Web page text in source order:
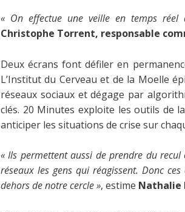
« On effectue une veille en temps réel
Christophe Torrent, responsable
Deux écrans font défiler en
L’Institut du Cerveau et de la Moelle
réseaux sociaux et dégage par
clés. 20 Minutes exploite les outils de
anticiper les situations de crise sur
« Ils permettent aussi de prendre du
réseaux les gens qui réagissent. Donc
dehors de notre cercle », estime Nathalie